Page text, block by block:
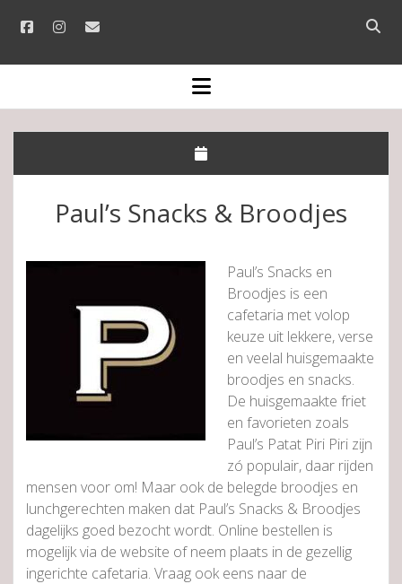
facebookinstagram
email
Open
bar
open
menu
Paul’s Snacks & Broodjes
Paul’s Snacks en
Broodjes is een
cafetaria met volop
keuze uit lekkere, verse
en veelal huisgemaakte
broodjes en snacks.
De huisgemaakte friet
en favorieten zoals
Paul’s Patat Piri Piri zijn
zó populair, daar rijden
mensen voor om! Maar ook de belegde broodjes en
lunchgerechten maken dat Paul’s Snacks & Broodjes
dagelijks goed bezocht wordt. Online bestellen is
mogelijk via de website of neem plaats in de gezellig
ingerichte cafetaria. Vraag ook eens naar de